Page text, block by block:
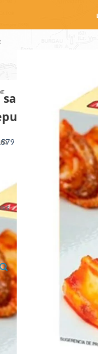
2012
× 1117 Calamars